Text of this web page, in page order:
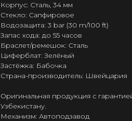
Корпус: Сталь, 34 мм
Стекло: Сапфировое
Водозащита: 3 bar (30 m/100 ft)
Запас хода: до 55 часов
Браслет/ремешок: Сталь
Циферблат: Зелёный
Застёжка: Бабочка
Страна-производитель: Швейцария
Оригинальная продукция с
Узбекистану.
Механизм: Автоподзавод